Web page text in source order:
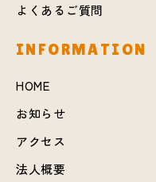
よくあるご質問
INFORMATION
HOME
お知らせ
アクセス
法人概要